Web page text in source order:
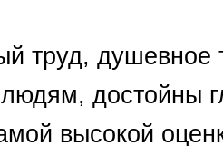
труд, душевное
достойны
высокой